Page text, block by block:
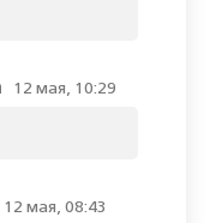
12 мая, 10:29
12 мая, 08:43